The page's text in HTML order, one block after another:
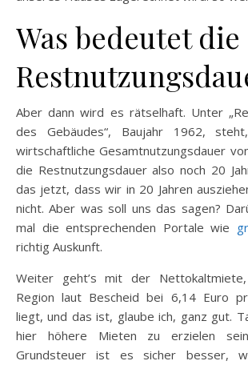
Was bedeutet die
Aber dann wird es rätselhaft. Unter
des Gebäudes“, Baujahr 1962,
wirtschaftliche Gesamtnutzungsdauer
die Restnutzungsdauer also noch 20
das jetzt, dass wir in 20 Jahren
nicht. Aber was soll uns das sagen?
mal die entsprechenden Portale wie
richtig Auskunft.
Weiter geht’s mit der
Region laut Bescheid bei 6,14 Euro
liegt, und das ist, glaube ich, ganz gut.
hier höhere Mieten zu erzielen
Grundsteuer ist es sicher besser,